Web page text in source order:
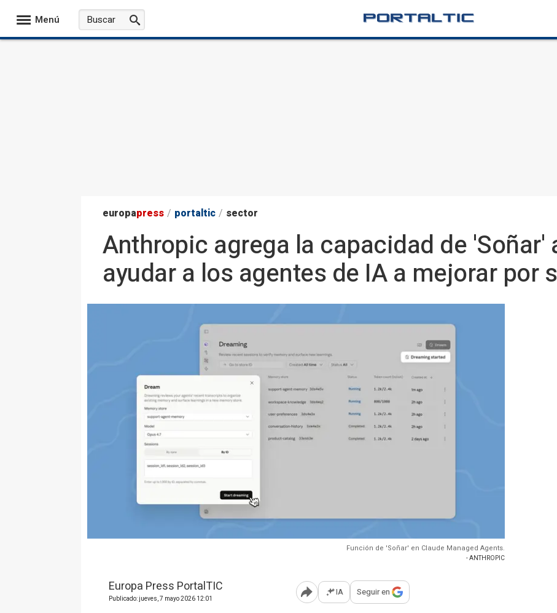
Menú
europapress / portaltic / sector
Anthropic agrega la capacidad de 'Soñar'
ayudar a los agentes de IA a mejorar por
Función de 'Soñar' en Claude Managed Agents.
- ANTHROPIC
Europa Press PortalTIC
Publicado: jueves, 7 mayo 2026 12:01 Abrir opciones para compartir
IA Seguir en